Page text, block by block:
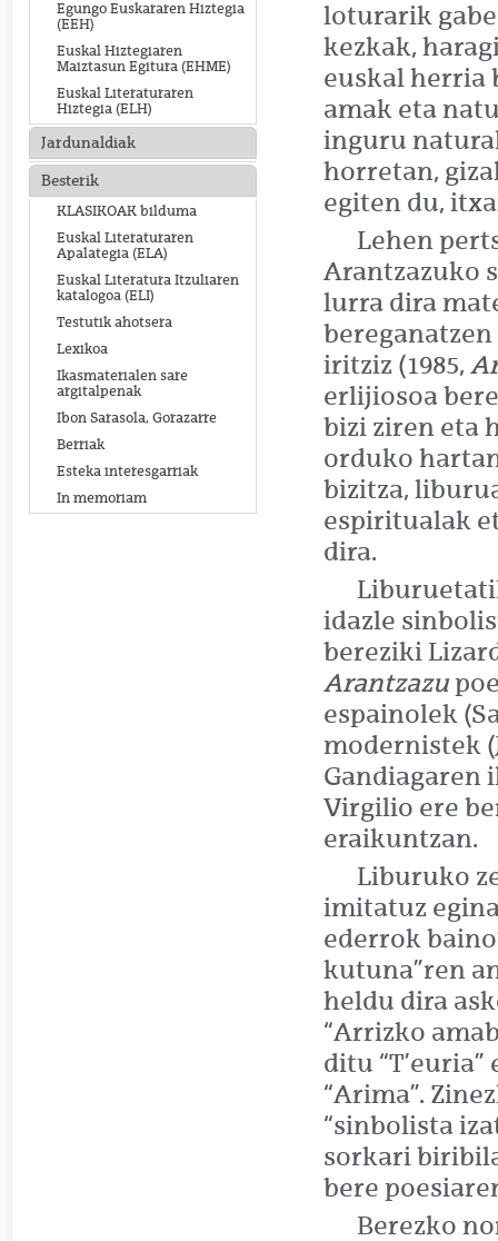
Egungo Euskararen Hiztegia
(EEH)
Euskal Hiztegiaren
Maiztasun Egitura (EHME)
Euskal Literaturaren
Hiztegia (ELH)
Jardunaldiak
Besterik
KLASIKOAK bilduma
Euskal Literaturaren
Apalategia (ELA)
Euskal Literatura Itzuliaren
katalogoa (ELI)
Testutik ahotsera
Lexikoa
Ikasmaterialen sare
argitalpenak
Ibon Sarasola, Gorazarre
Berriak
Esteka interesgarriak
In memoriam
loturarik
kezkak,
euskal herria
amak eta
inguru
horretan,
egiten du,
Lehen
Arantzazuko
lurra dira
iritziz (1985,
erlijiosoa
bizi ziren eta
orduko
bizitza,
espiritualak
dira.
idazle
bereziki
Arantzazu
espainolek
modernistek
Gandiagaren
Virgilio ere
eraikuntzan.
Liburuko
imitatuz
ederrok
kutuna”ren
heldu dira
“Arrizko
ditu “T’euria”
“Arima”.
“sinbolista
sorkari
bere
Berezko